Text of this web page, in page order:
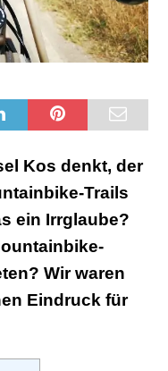
Kos denkt, der
Trails
ein Irrglaube?
Wir waren
Eindruck für